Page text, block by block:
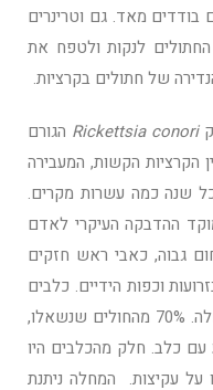
מאד. גם וטרינרים
לנקות ולטפח את
של חתולים בקרציות.
Rickettsia conori הגורם
הקרציות הקשות, המעבירה
שנה כמה עשרות מקרים.
ההדבקה העיקרי לאדם
גבוה, כאבי ראש חזקים
וכפות הידיים. כלבים
הנגועים בחיידק אינם מראים סימני מחלה. 70% מהחולים שנשאלו,
עם כלב. חלק מהכלבים היו
על עקיצות. המחלה ניתנת